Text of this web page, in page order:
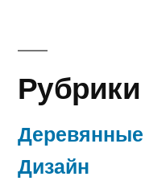
Рубрики
Дизайн